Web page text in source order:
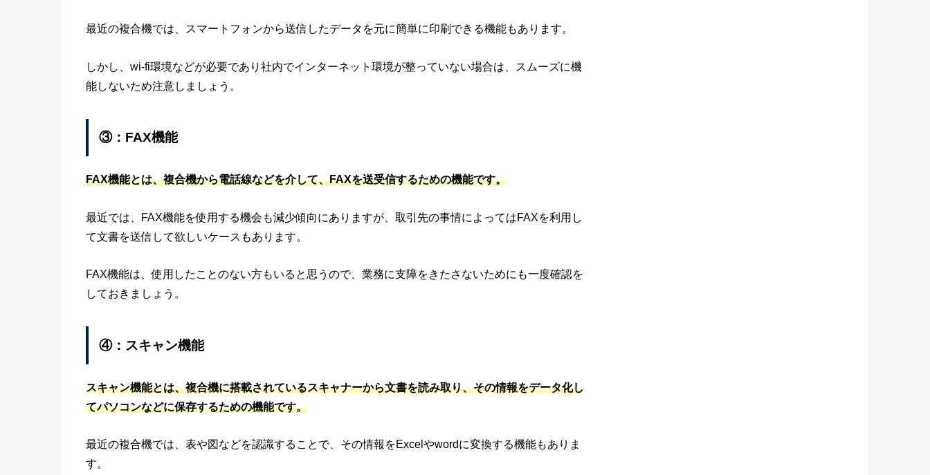
最近の複合機では、スマートフォンから送信したデータを元に簡単に印刷できる機能もあります。
しかし、wi-fi環境などが必要であり社内でインターネット環境が整っていない場合は、スムーズに機
能しないため注意しましょう。
③：FAX機能
FAX機能とは、複合機から電話線などを介して、FAXを送受信するための機能です。
最近では、FAX機能を使用する機会も減少傾向にありますが、取引先の事情によってはFAXを利用し
て文書を送信して欲しいケースもあります。
FAX機能は、使用したことのない方もいると思うので、業務に支障をきたさないためにも一度確認を
しておきましょう。
④：スキャン機能
スキャン機能とは、複合機に搭載されているスキャナーから文書を読み取り、その情報をデータ化し
てパソコンなどに保存するための機能です。
最近の複合機では、表や図などを認識することで、その情報をExcelやwordに変換する機能もありま
す。